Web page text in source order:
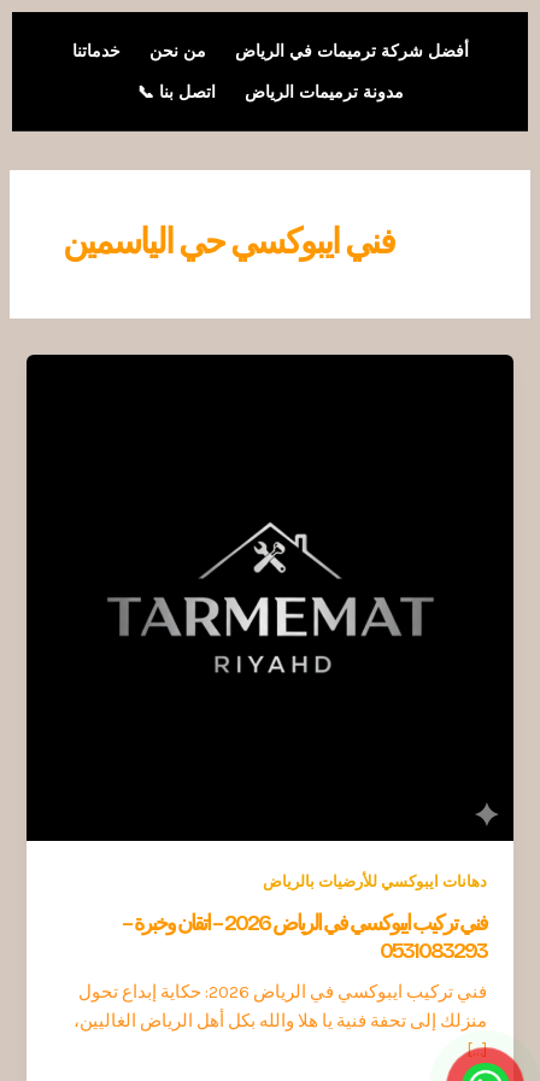
أفضل شركة ترميمات في الرياض من نحن خدماتنا
مدونة ترميمات الرياض اتصل بنا 📞
تخطي
فني ايبوكسي حي الياسمين
دهانات ايبوكسي للأرضيات بالرياض
فني تركيب ايبوكسي في الرياض 2026 – اتقان وخبرة –
0531083293
فني تركيب ايبوكسي في الرياض 2026: حكاية إبداع تحول
منزلك إلى تحفة فنية يا هلا والله بكل أهل الرياض الغاليين،
[…]